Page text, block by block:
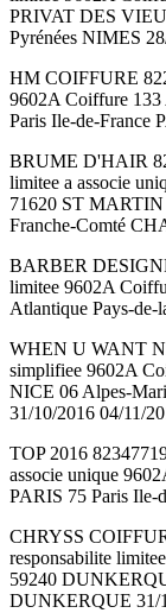
PRIVAT DES
Pyrénées NIMES
HM COIFFURE
9602A Coiffure
Paris Ile-de-France
BRUME D'HAIR
limitee a associe
71620 ST MARTIN
Franche-Comté
BARBER
limitee 9602A
Atlantique Pays-
WHEN U WANT
simplifiee 9602A
NICE 06 Alpes-
31/10/2016 04/11/
TOP 2016
associe unique
PARIS 75 Paris Ile-
CHRYSS
responsabilite
59240
DUNKERQUE 31/